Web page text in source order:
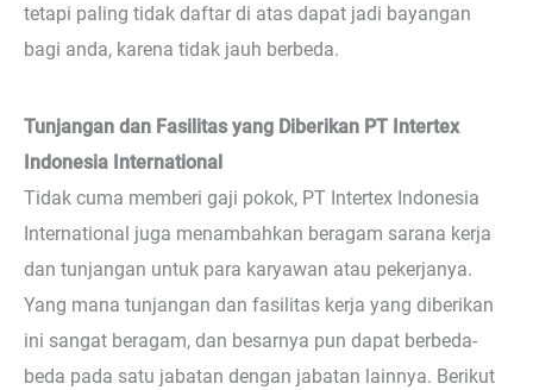
tetapi paling tidak daftar di atas dapat jadi bayangan
bagi anda, karena tidak jauh berbeda.
Tunjangan dan Fasilitas yang Diberikan PT Intertex
Indonesia International
Tidak cuma memberi gaji pokok, PT Intertex Indonesia
International juga menambahkan beragam sarana kerja
dan tunjangan untuk para karyawan atau pekerjanya.
Yang mana tunjangan dan fasilitas kerja yang diberikan
ini sangat beragam, dan besarnya pun dapat berbeda-
beda pada satu jabatan dengan jabatan lainnya. Berikut